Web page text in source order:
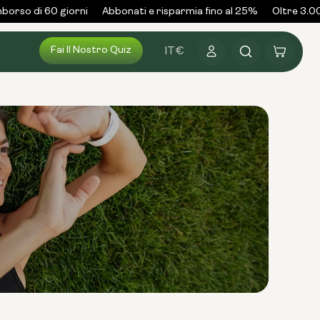
di 60 giorni Abbonati e risparmia fino al 25% Oltre
Fai Il Nostro Quiz IT€ Accedi Carrello